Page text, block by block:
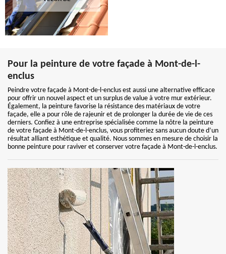
Pour la peinture de votre façade à Mont-de-l-
enclus
Peindre votre façade à Mont-de-l-enclus est aussi une alternative efficace
pour offrir un nouvel aspect et un surplus de value à votre mur extérieur.
Également, la peinture favorise la résistance des matériaux de votre
façade, elle a pour rôle de rajeunir et de prolonger la durée de vie de ces
derniers. Confiez à une entreprise spécialisée comme la nôtre la peinture
de votre façade à Mont-de-l-enclus, vous profiteriez sans aucun doute d’un
résultat alliant esthétique et qualité. Nous sommes en mesure de choisir la
bonne peinture pour raviver et conserver votre façade à Mont-de-l-enclus.